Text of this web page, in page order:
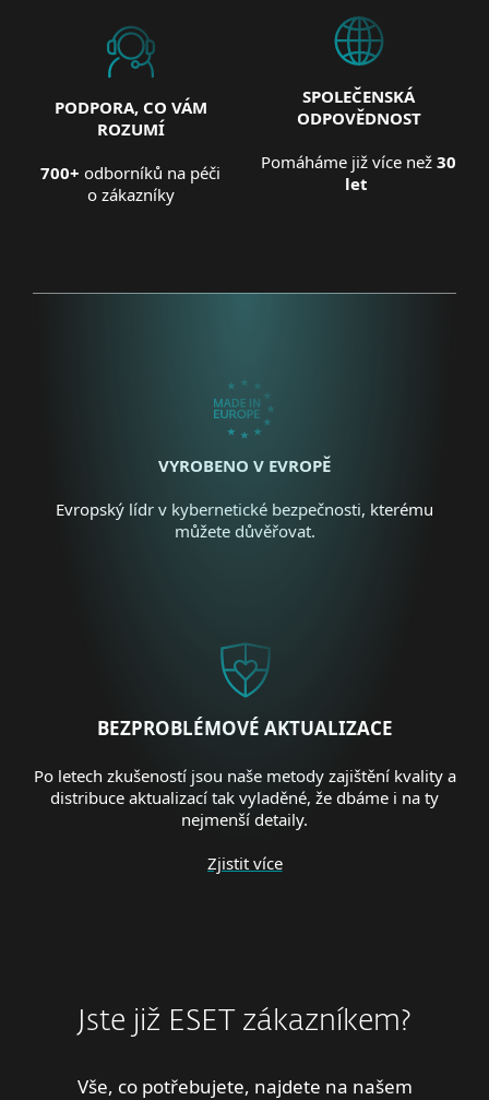
PODPORA, CO VÁM
ROZUMÍ
700+ odborníků na péči
o zákazníky
SPOLEČENSKÁ
ODPOVĚDNOST
Pomáháme již více než 30
let
VYROBENO V EVROPĚ
Evropský lídr v kybernetické bezpečnosti, kterému
můžete důvěřovat.
BEZPROBLÉMOVÉ AKTUALIZACE
Po letech zkušeností jsou naše metody zajištění kvality a
distribuce aktualizací tak vyladěné, že dbáme i na ty
nejmenší detaily.
Zjistit více
Jste již ESET zákazníkem?
Vše, co potřebujete, najdete na našem